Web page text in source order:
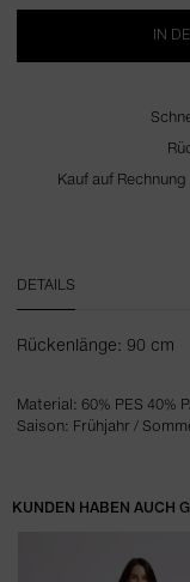
IN
Kauf auf
DETAILS
Rückenlänge: 90 cm
Material: 60% PES 40%
Saison: Frühjahr /
KUNDEN HABEN AUCH